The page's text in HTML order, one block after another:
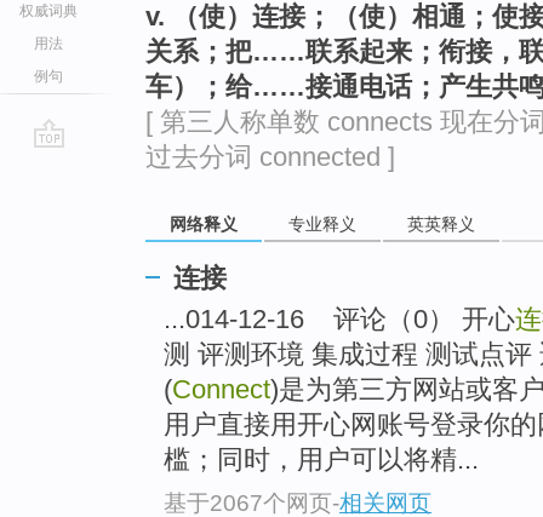
权威词典
用法
例句
v. （使）连接；（使）相通；
关系；把……联系起来；衔接，
车）；给……接通电话；产生共
[ 第三人称单数 connects 现在分
过去分词 connected ]
网络释义 专业释义 英英释义
连接
...014-12-16 评论（0） 开心
测 评测环境 集成过程 测试点
(Connect)是为第三方网站或客
用户直接用开心网账号登录你
槛；同时，用户可以将精...
基于2067个网页-相关网页